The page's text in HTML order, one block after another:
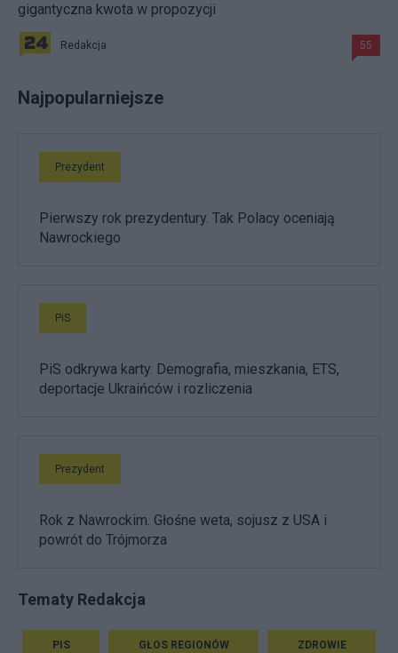
gigantyczna kwota w propozycji
Redakcja 55
Najpopularniejsze
Prezydent
Pierwszy rok prezydentury. Tak Polacy oceniają
Nawrockiego
PiS
PiS odkrywa karty. Demografia, mieszkania, ETS,
deportacje Ukraińców i rozliczenia
Prezydent
Rok z Nawrockim. Głośne weta, sojusz z USA i
powrót do Trójmorza
Tematy Redakcja
PIS GŁOS REGIONÓW ZDROWIE